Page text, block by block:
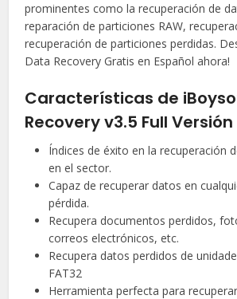
prominentes como la recuperación de
reparación de particiones RAW,
recuperación de particiones perdidas.
Data Recovery Gratis en Español ahora!
Características de
Recovery v3.5 Full Versión
Índices de éxito en la recuperación
en el sector.
Capaz de recuperar datos en
pérdida.
Recupera documentos perdidos,
correos electrónicos, etc.
Recupera datos perdidos de
FAT32
Herramienta perfecta para